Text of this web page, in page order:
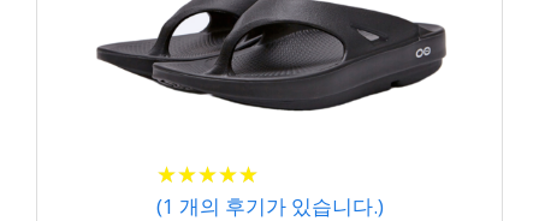
★★★★★
★★★★★
(1 개의 후기가 있습니다.)